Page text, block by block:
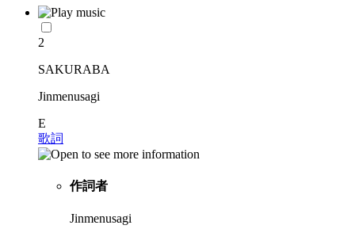
2
SAKURABA
Jinmenusagi
E
歌詞
作詞者
Jinmenusagi